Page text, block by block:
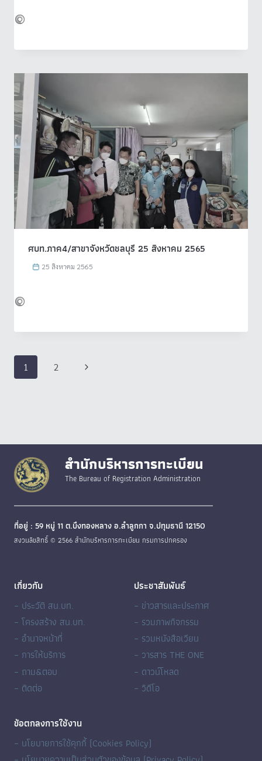
ศบท.ภาค4/สาขาจังหวัดชลบุรี 25 สิงหาคม 2565
25 สิงหาคม 2565
Page
navigation
1 2
Next
สำนักบริหารการทะเบียน
The Bureau of Registration Administration
ที่อยู่ : 59 หมู่ 11 ต.บึงทองหลาง อ.ลำลูกกา จ.ปทุมธานี 12150
สงวนลิขสิทธิ์ © 2566 สำนักบริหารการทะเบียน กรมการปกครอง
เกี่ยวกับ
– ประวัติ สน.บท.
– โครงสร้าง สน.บท.
– อำนาจหน้าที่
– การให้บริการ
– ถาม&ตอบ
– ติดต่อ
ประชาสัมพันธ์
– ข่าวสารและประกาศ
– รวมภาพกิจกรรม
– รวมหนังสือเวียน
– วารสาร THE ONE
– ดาวน์โหลด
– วิดีโอ
ข้อตกลงการใช้งาน
– นโยบายการใช้คุกกี้ (Cookies Policy)